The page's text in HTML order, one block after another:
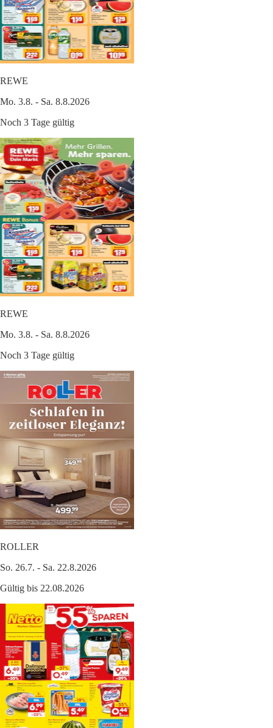
REWE
Mo. 3.8. - Sa. 8.8.2026
Noch 3 Tage gültig
REWE
Mo. 3.8. - Sa. 8.8.2026
Noch 3 Tage gültig
ROLLER
So. 26.7. - Sa. 22.8.2026
Gültig bis 22.08.2026